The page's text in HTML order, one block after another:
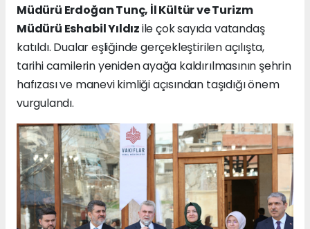
Müdürü Erdoğan Tunç, İl Kültür ve Turizm
Müdürü Eshabil Yıldızile çok sayıda vatandaş
katıldı. Dualar eşliğinde gerçekleştirilen açılışta,
tarihi camilerin yeniden ayağa kaldırılmasının şehrin
hafızası ve manevi kimliği açısından taşıdığı önem
vurgulandı.